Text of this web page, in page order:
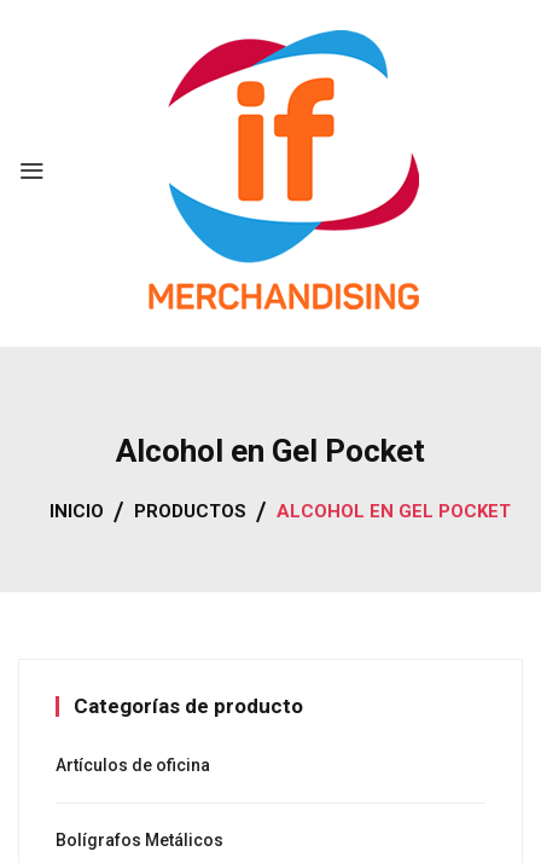
Alcohol en Gel Pocket
INICIO PRODUCTOS ALCOHOL EN GEL POCKET
Categorías de producto
Artículos de oficina
Bolígrafos Metálicos